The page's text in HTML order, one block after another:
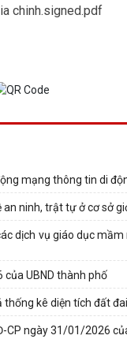
chinh.signed.pdf
mạng thông tin di
ninh, trật tự ở cơ sở
dịch vụ giáo dục
UBND thành phố
thống kê diện tích đất
ngày 31/01/2026